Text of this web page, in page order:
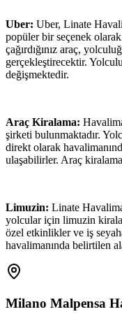
Uber: Uber, Linate
popüler bir seçenek
çağırdığınız araç,
gerçekleştirecektir.
değişmektedir.
Araç Kiralama:
şirketi bulunmaktadır.
direkt olarak
ulaşabilirler. Araç
Limuzin: Linate
yolcular için limuzin
özel etkinlikler ve iş
havalimanında belirtilen
Milano Malpensa